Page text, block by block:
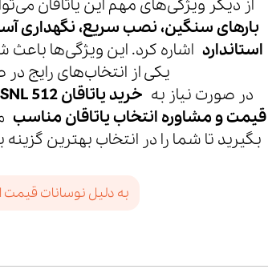
از دیگر ویژگی‌های مهم این یاتاقان
بارهای سنگین، نصب سریع، نگهداری
استاندارد
یکی از انتخاب‌های رایج
در صورت نیاز به
قیمت و مشاوره انتخاب یاتاقان مناسب
بگیرید تا شما را در انتخاب بهترین
به دلیل نوسانات قیمت